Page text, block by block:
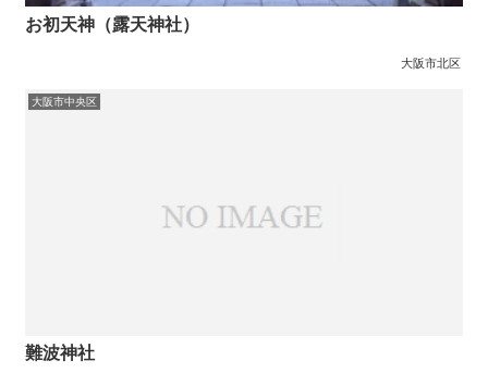
お初天神（露天神社）
大阪市北区
大阪市中央区
難波神社